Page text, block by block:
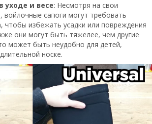
уходе и весе: Несмотря на свои
войлочные сапоги могут требовать
чтобы избежать усадки или повреждения
они могут быть тяжелее, чем другие
может быть неудобно для детей,
носке.